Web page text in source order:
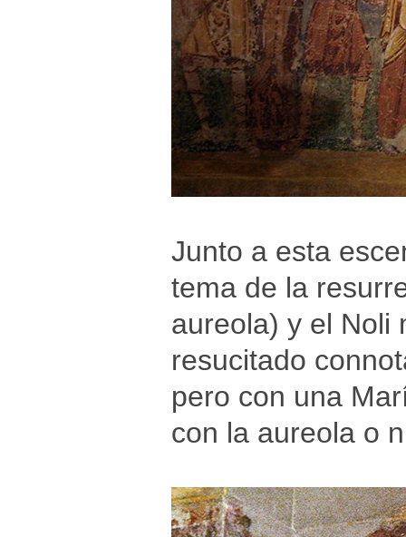
Junto a esta
tema de la
aureola) y el Noli
resucitado
pero con una
con la aureola o